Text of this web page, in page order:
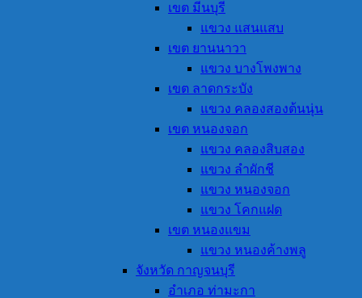
เขต มีนบุรี
แขวง แสนแสบ
เขต ยานนาวา
แขวง บางโพงพาง
เขต ลาดกระบัง
แขวง คลองสองต้นนุ่น
เขต หนองจอก
แขวง คลองสิบสอง
แขวง ลำผักชี
แขวง หนองจอก
แขวง โคกแฝด
เขต หนองแขม
แขวง หนองค้างพลู
จังหวัด กาญจนบุรี
อำเภอ ท่ามะกา